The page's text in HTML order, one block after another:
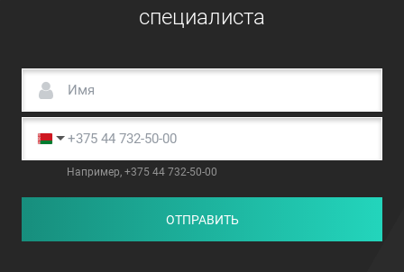
специалиста
Например, +375 44 732-50-00
ОТПРАВИТЬ